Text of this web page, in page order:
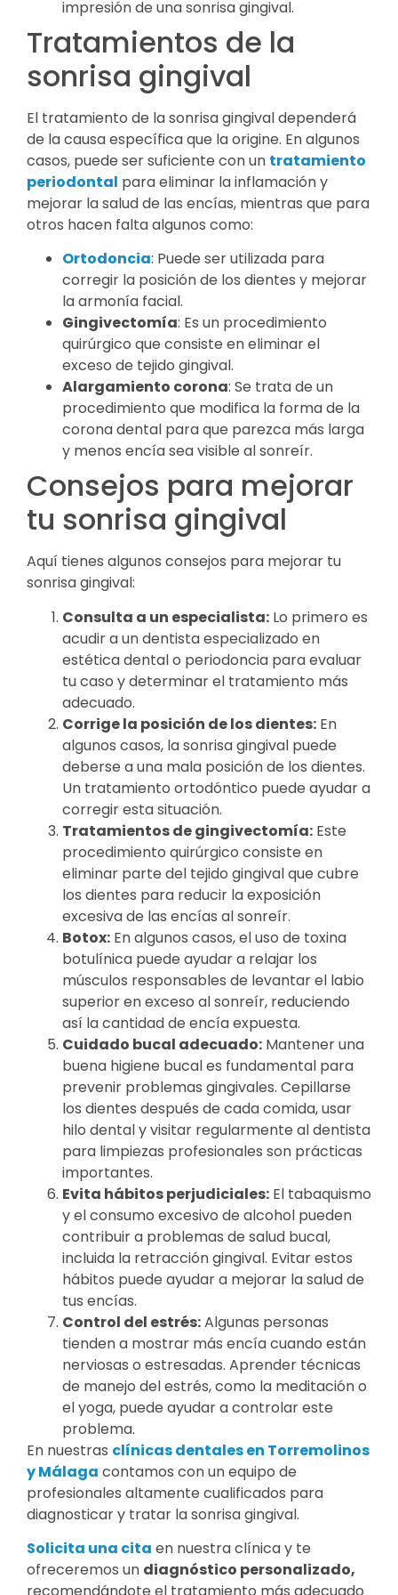
impresión de una sonrisa gingival.
Tratamientos de la
sonrisa gingival
El tratamiento de la sonrisa gingival dependerá
de la causa específica que la origine. En algunos
casos, puede ser suficiente con un tratamiento
periodontal para eliminar la inflamación y
mejorar la salud de las encías, mientras que para
otros hacen falta algunos como:
Ortodoncia: Puede ser utilizada para
corregir la posición de los dientes y mejorar
la armonía facial.
Gingivectomía: Es un procedimiento
quirúrgico que consiste en eliminar el
exceso de tejido gingival.
Alargamiento corona: Se trata de un
procedimiento que modifica la forma de la
corona dental para que parezca más larga
y menos encía sea visible al sonreír.
Consejos para mejorar
tu sonrisa gingival
Aquí tienes algunos consejos para mejorar tu
sonrisa gingival:
Consulta a un especialista: Lo primero es
acudir a un dentista especializado en
estética dental o periodoncia para evaluar
tu caso y determinar el tratamiento más
adecuado.
Corrige la posición de los dientes: En
algunos casos, la sonrisa gingival puede
deberse a una mala posición de los dientes.
Un tratamiento ortodóntico puede ayudar a
corregir esta situación.
Tratamientos de gingivectomía: Este
procedimiento quirúrgico consiste en
eliminar parte del tejido gingival que cubre
los dientes para reducir la exposición
excesiva de las encías al sonreír.
Botox: En algunos casos, el uso de toxina
botulínica puede ayudar a relajar los
músculos responsables de levantar el labio
superior en exceso al sonreír, reduciendo
así la cantidad de encía expuesta.
Cuidado bucal adecuado: Mantener una
buena higiene bucal es fundamental para
prevenir problemas gingivales. Cepillarse
los dientes después de cada comida, usar
hilo dental y visitar regularmente al dentista
para limpiezas profesionales son prácticas
importantes.
Evita hábitos perjudiciales: El tabaquismo
y el consumo excesivo de alcohol pueden
contribuir a problemas de salud bucal,
incluida la retracción gingival. Evitar estos
hábitos puede ayudar a mejorar la salud de
tus encías.
Control del estrés:Algunas personas
tienden a mostrar más encía cuando están
nerviosas o estresadas. Aprender técnicas
de manejo del estrés, como la meditación o
el yoga, puede ayudar a controlar este
problema.
En nuestras clínicas dentales en Torremolinos
y Málaga contamos con un equipo de
profesionales altamente cualificados para
diagnosticar y tratar la sonrisa gingival.
Solicita una cita en nuestra clínica y te
ofreceremos un diagnóstico personalizado,